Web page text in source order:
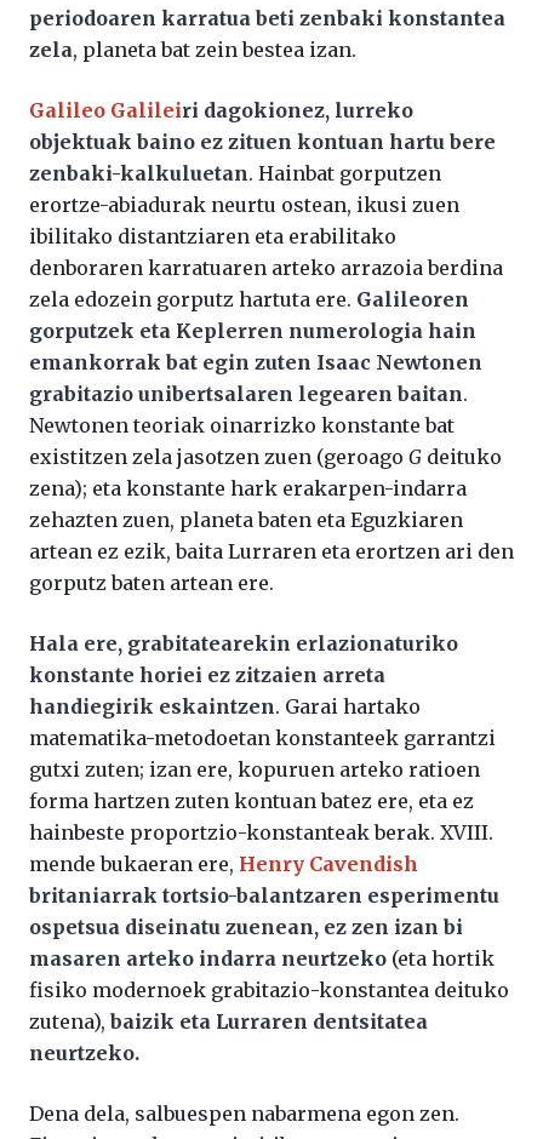
periodoaren karratua beti zenbaki konstantea
zela, planeta bat zein bestea izan.
Galileo Galileiri dagokionez, lurreko
objektuak baino ez zituen kontuan hartu bere
zenbaki-kalkuluetan. Hainbat gorputzen
erortze-abiadurak neurtu ostean, ikusi zuen
ibilitako distantziaren eta erabilitako
denboraren karratuaren arteko arrazoia berdina
zela edozein gorputz hartuta ere. Galileoren
gorputzek eta Keplerren numerologia hain
emankorrak bat egin zuten Isaac Newtonen
grabitazio unibertsalaren legearen baitan.
Newtonen teoriak oinarrizko konstante bat
existitzen zela jasotzen zuen (geroago G deituko
zena); eta konstante hark erakarpen-indarra
zehazten zuen, planeta baten eta Eguzkiaren
artean ez ezik, baita Lurraren eta erortzen ari den
gorputz baten artean ere.
Hala ere, grabitatearekin erlazionaturiko
konstante horiei ez zitzaien arreta
handiegirik eskaintzen. Garai hartako
matematika-metodoetan konstanteek garrantzi
gutxi zuten; izan ere, kopuruen arteko ratioen
forma hartzen zuten kontuan batez ere, eta ez
hainbeste proportzio-konstanteak berak. XVIII.
mende bukaeran ere, Henry Cavendish
britaniarrak tortsio-balantzaren esperimentu
ospetsua diseinatu zuenean, ez zen izan bi
masaren arteko indarra neurtzeko (eta hortik
fisiko modernoek grabitazio-konstantea deituko
zutena),baizik eta Lurraren dentsitatea
neurtzeko.
Dena dela, salbuespen nabarmena egon zen.